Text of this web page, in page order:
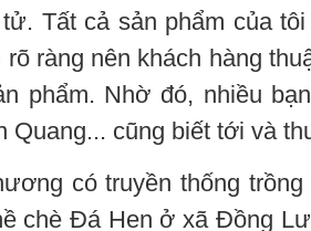
Tất cả sản phẩm của
rõ ràng nên khách hàng
phẩm. Nhờ đó, nhiều
Quang... cũng biết tới và
có truyền thống
chè Đá Hen ở xã Đồng